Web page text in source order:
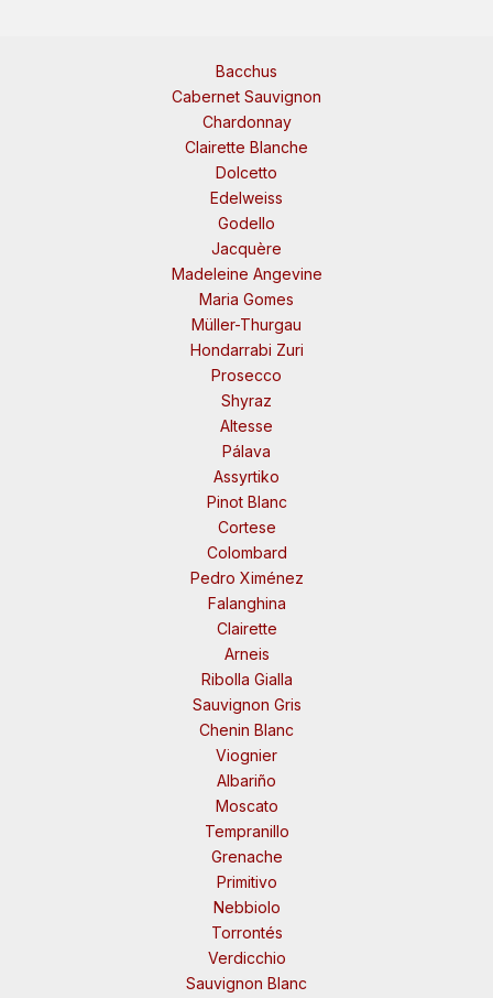
Bacchus
Cabernet Sauvignon
Chardonnay
Clairette Blanche
Dolcetto
Edelweiss
Godello
Jacquère
Madeleine Angevine
Maria Gomes
Müller-Thurgau
Hondarrabi Zuri
Prosecco
Shyraz
Altesse
Pálava
Assyrtiko
Pinot Blanc
Cortese
Colombard
Pedro Ximénez
Falanghina
Clairette
Arneis
Ribolla Gialla
Sauvignon Gris
Chenin Blanc
Viognier
Albariño
Moscato
Tempranillo
Grenache
Primitivo
Nebbiolo
Torrontés
Verdicchio
Sauvignon Blanc